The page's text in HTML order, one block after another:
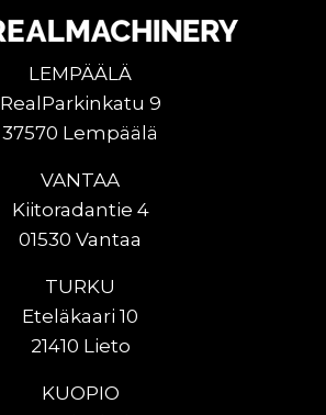
LEMPÄÄLÄ
RealParkinkatu 9
37570 Lempäälä
VANTAA
Kiitoradantie 4
01530 Vantaa
TURKU
Eteläkaari 10
21410 Lieto
KUOPIO